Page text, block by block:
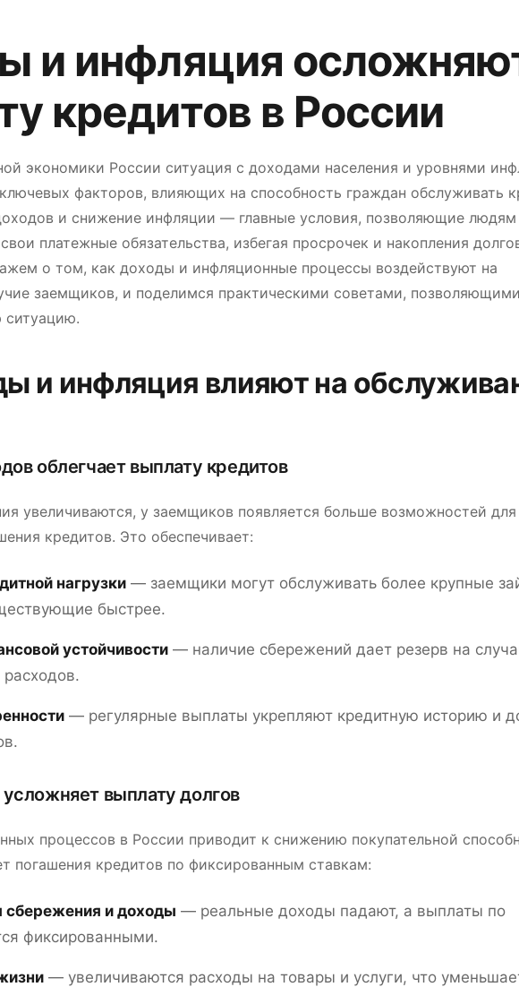
и инфляция
кредитов в России
экономики России ситуация с доходами населения и уровнями
факторов, влияющих на способность граждан обслуживать
и снижение инфляции — главные условия, позволяющие людям
платежные обязательства, избегая просрочек и накопления
о том, как доходы и инфляционные процессы воздействуют на
заемщиков, и поделимся практическими советами, позволяющими
ситуацию.
и инфляция влияют на
облегчает выплату кредитов
увеличиваются, у заемщиков появляется больше возможностей для
кредитов. Это обеспечивает:
нагрузки — заемщики могут обслуживать более крупные
быстрее.
устойчивости — наличие сбережений дает резерв на
— регулярные выплаты укрепляют кредитную историю и
выплату долгов
процессов в России приводит к снижению покупательной
погашения кредитов по фиксированным ставкам:
сбережения и доходы — реальные доходы падают, а выплаты по
фиксированными.
— увеличиваются расходы на товары и услуги, что